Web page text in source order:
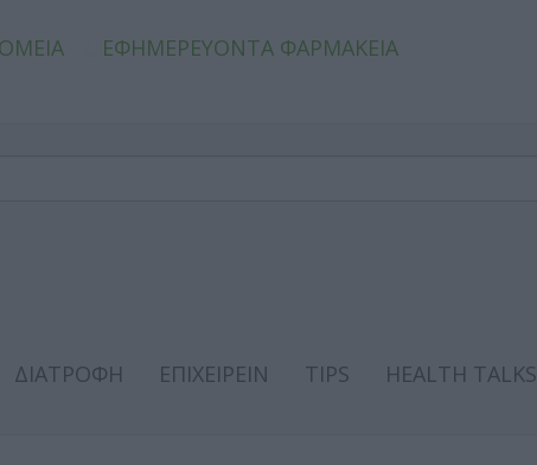
ΕΦΗΜΕΡΕΥΟΝΤΑ ΦΑΡΜΑΚΕΙΑ
ΔΙΑΤΡΟΦΗ ΕΠΙΧΕΙΡΕΙΝ TIPS
HEALTH TALKS